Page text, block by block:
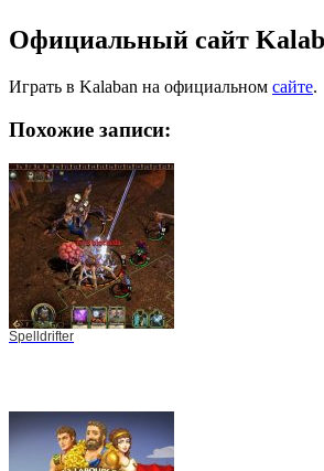
Официальный сайт
Играть в Kalaban на официальном сайте.
Похожие записи:
Spelldrifter